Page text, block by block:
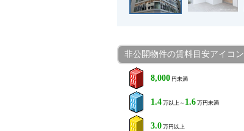
非公開物件の賃料目安アイコン
8,000 円未満
1.4 万以上～ 1.6 万円未満
3.0 万円以上